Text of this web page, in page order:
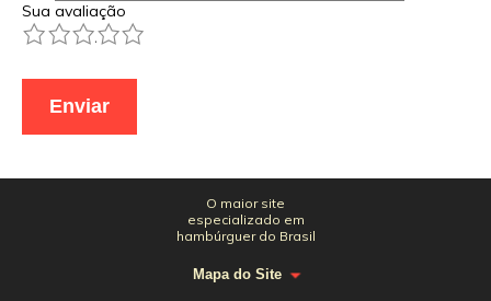
Sua avaliação
5
4
3
2
O maior site
especializado em
hambúrguer do Brasil
Mapa do Site